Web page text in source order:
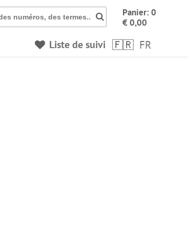
Icon Cherche des numéros,
Panier: 0
€ 0,00
Liste de suivi FR